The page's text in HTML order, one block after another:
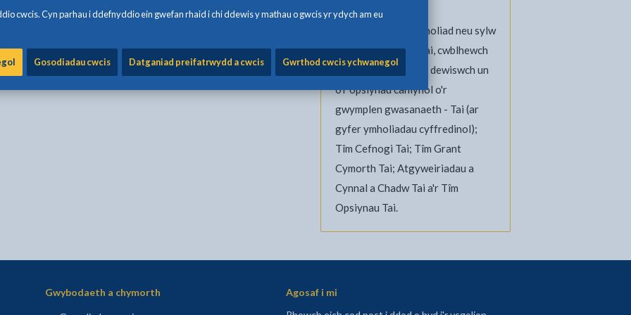
cwcis. Cyn parhau i ddefnyddio ein gwefan rhaid i chi ddewis y mathau o gwcis yr ydych am eu
Gosodiadau cwcis Datganiad preifatrwydd a cwcis Gwrthod cwcis ychwanegol
English
Os oes gennych ymholiad neu sylw
am y Gwasanaeth Tai, cwblhewch
ein ffurflen ar-lein
a dewiswch un
o'r opsiynau canlynol o'r
gwymplen gwasanaeth - Tai (ar
gyfer ymholiadau cyffredinol);
Tîm Cefnogi Tai; Tîm Grant
Cymorth Tai; Atgyweiriadau a
Cynnal a Chadw Tai a'r Tîm
Opsiynau Tai.
Gwybodaeth a chymorth
Agosaf i mi